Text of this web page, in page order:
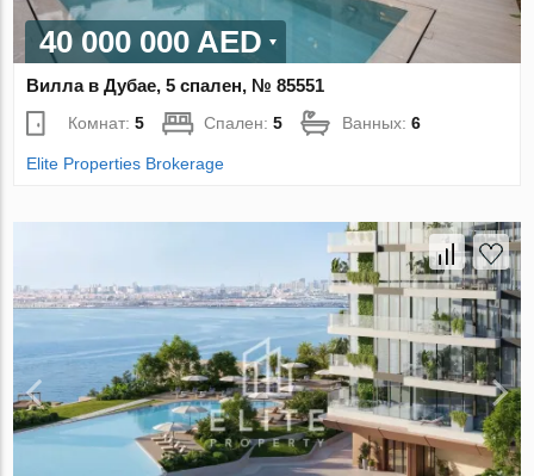
40 000 000 AED
Вилла в Дубае, 5 спален, № 85551
Комнат:5 Спален:5 Ванных:6
Elite Properties Brokerage